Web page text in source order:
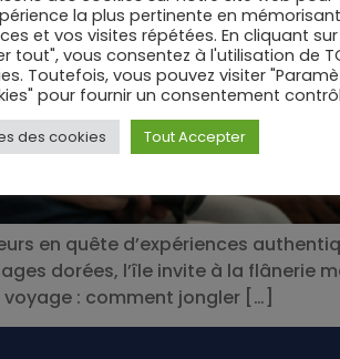
en quête d’expériences
dorées, l’île invite à la flânerie
: comment jongler […]
la plus pertinente en
et vos visites répétées. En cliquant sur
tout", vous consentez à l'utilisation de
Toutefois, vous pouvez visiter
pour fournir un consentement
des cookies Tout Accepter